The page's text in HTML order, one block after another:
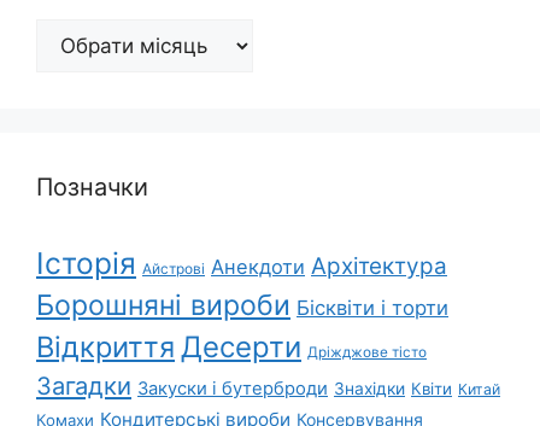
Архіви
Позначки
Історія Айстрові Анекдоти Архітектура
Борошняні вироби Бісквіти і торти
Відкриття Десерти Дріжджове тісто
Загадки Закуски і бутерброди Знахідки Квіти Китай
Комахи Кондитерські вироби Консервування